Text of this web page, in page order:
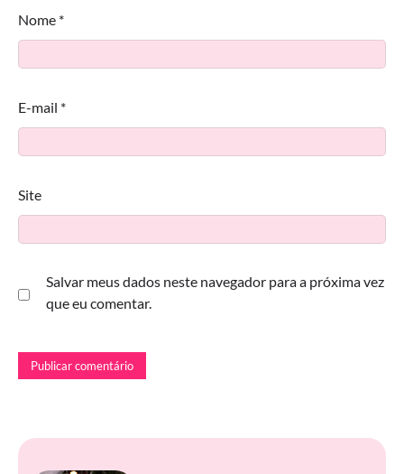
Nome *
E-mail *
Site
Salvar meus dados neste navegador para a próxima vez
que eu comentar.